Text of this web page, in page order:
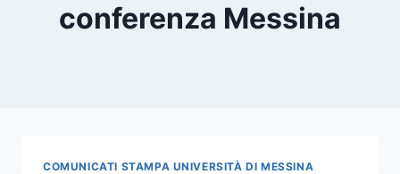
conferenza Messina
COMUNICATI STAMPA UNIVERSITÀ DI MESSINA